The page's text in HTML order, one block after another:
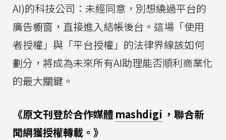
AI)的科技公司：未經同意，別想繞過平台的
廣告櫥窗，直接進入結帳後台。這場「使用
者授權」與「平台授權」的法律界線該如何
劃分，將成為未來所有AI助理能否順利商業化
的最大關鍵。
《原文刊登於合作媒體 mashdigi ，聯合新
聞網獲授權轉載。》